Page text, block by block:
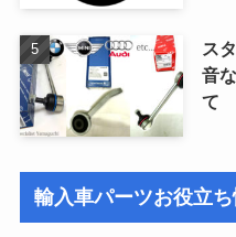
ス
音
て
輸入車パーツお役立